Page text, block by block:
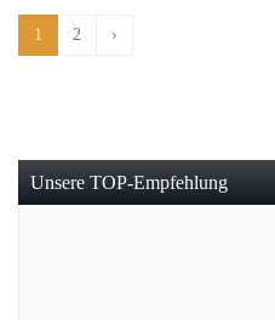
1 2 ›
Unsere TOP-Empfehlung